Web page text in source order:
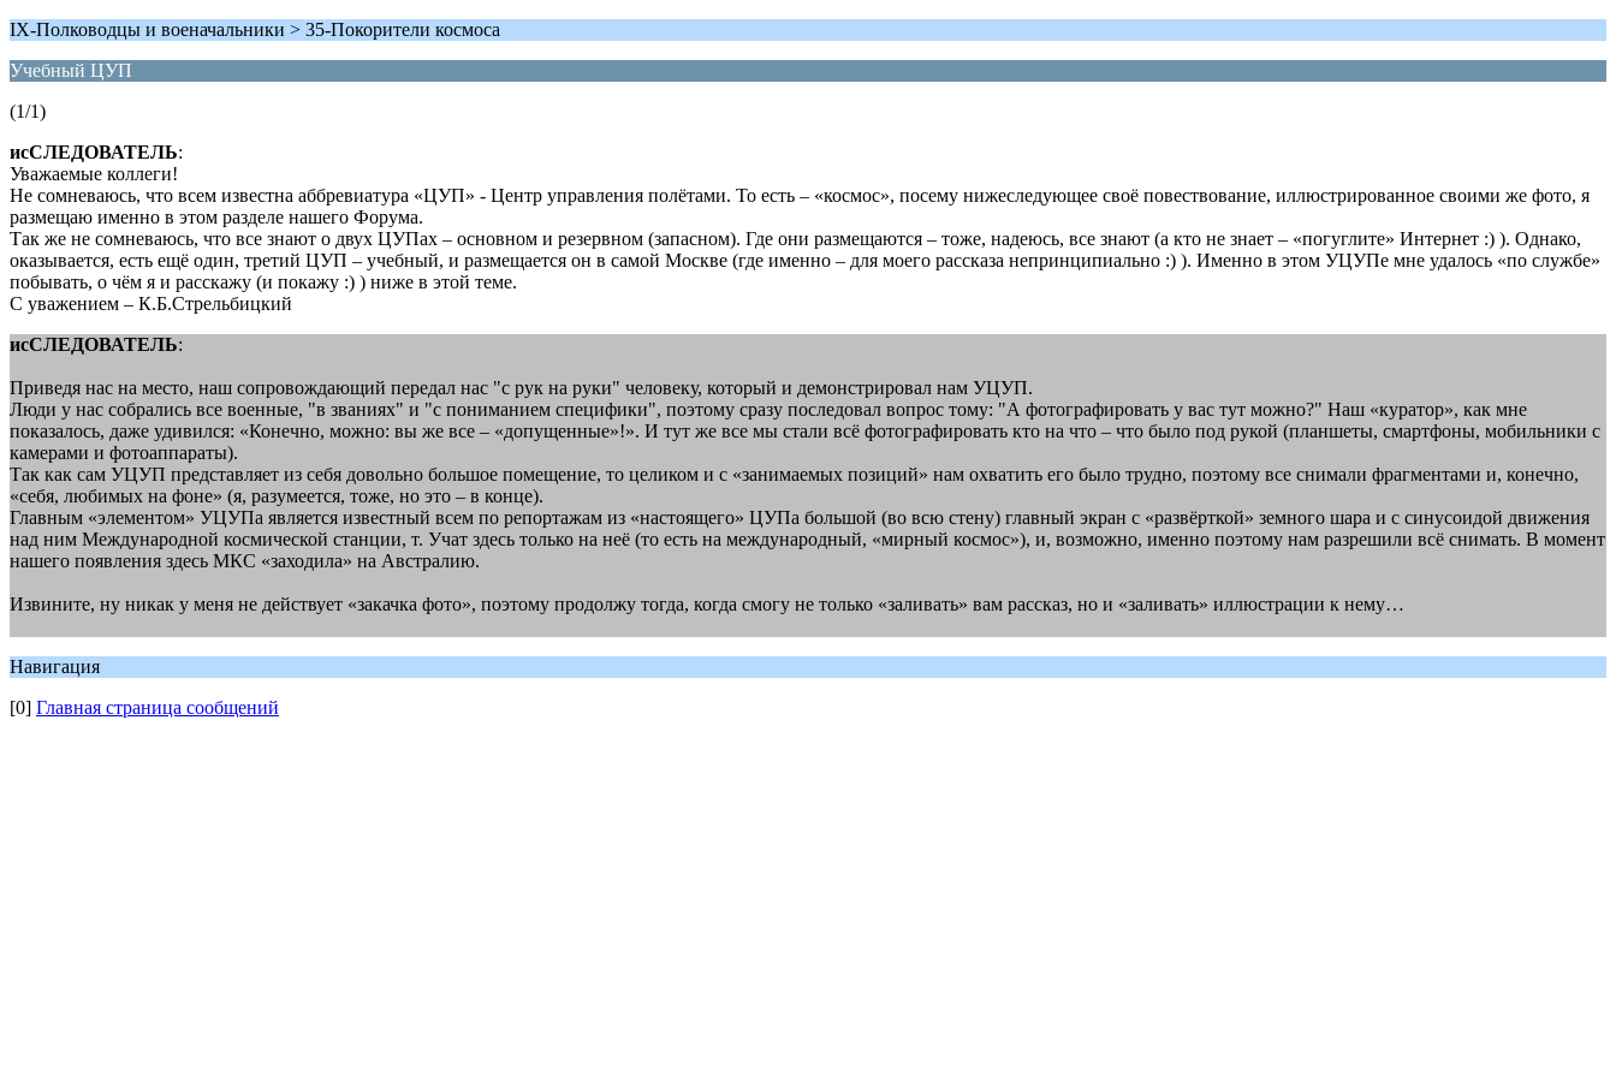
IX-Полководцы и военачальники > 35-Покорители космоса
Учебный ЦУП
(1/1)
исСЛЕДОВАТЕЛЬ:
Уважаемые коллеги!
Не сомневаюсь, что всем известна аббревиатура «ЦУП» - Центр управления полётами. То есть – «космос», посему нижеследующее своё повествование, иллюстрированное своими же фото, я
размещаю именно в этом разделе нашего Форума.
Так же не сомневаюсь, что все знают о двух ЦУПах – основном и резервном (запасном). Где они размещаются – тоже, надеюсь, все знают (а кто не знает – «погуглите» Интернет :) ). Однако,
оказывается, есть ещё один, третий ЦУП – учебный, и размещается он в самой Москве (где именно – для моего рассказа непринципиально :) ). Именно в этом УЦУПе мне удалось «по службе»
побывать, о чём я и расскажу (и покажу :) ) ниже в этой теме.
С уважением – К.Б.Стрельбицкий
исСЛЕДОВАТЕЛЬ:
Приведя нас на место, наш сопровождающий передал нас "с рук на руки" человеку, который и демонстрировал нам УЦУП.
Люди у нас собрались все военные, "в званиях" и "с пониманием специфики", поэтому сразу последовал вопрос тому: "А фотографировать у вас тут можно?" Наш «куратор», как мне
показалось, даже удивился: «Конечно, можно: вы же все – «допущенные»!». И тут же все мы стали всё фотографировать кто на что – что было под рукой (планшеты, смартфоны, мобильники с
камерами и фотоаппараты).
Так как сам УЦУП представляет из себя довольно большое помещение, то целиком и с «занимаемых позиций» нам охватить его было трудно, поэтому все снимали фрагментами и, конечно,
«себя, любимых на фоне» (я, разумеется, тоже, но это – в конце).
Главным «элементом» УЦУПа является известный всем по репортажам из «настоящего» ЦУПа большой (во всю стену) главный экран с «развёрткой» земного шара и с синусоидой движения
над ним Международной космической станции, т. Учат здесь только на неё (то есть на международный, «мирный космос»), и, возможно, именно поэтому нам разрешили всё снимать. В момент
нашего появления здесь МКС «заходила» на Австралию.
Извините, ну никак у меня не действует «закачка фото», поэтому продолжу тогда, когда смогу не только «заливать» вам рассказ, но и «заливать» иллюстрации к нему…
Навигация
[0] Главная страница сообщений